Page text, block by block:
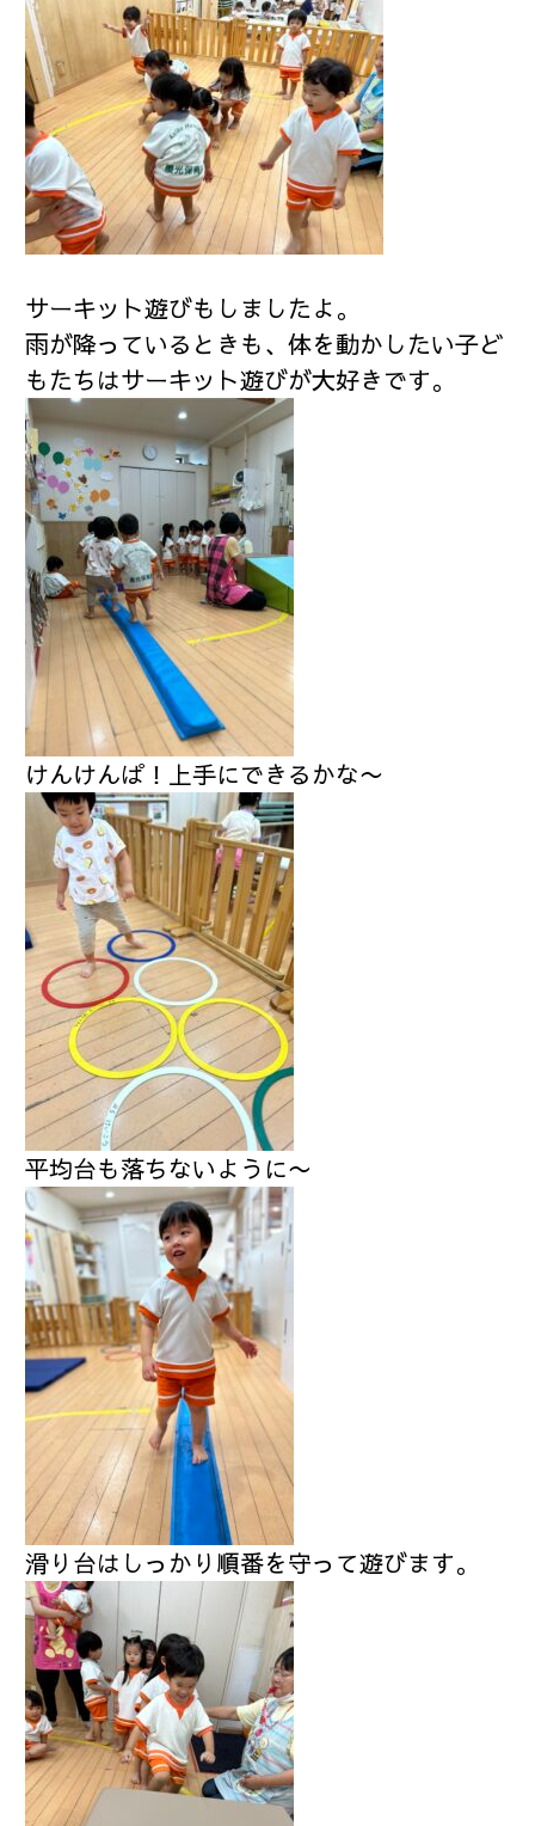
サーキット遊びもしましたよ。
雨が降っているときも、体を動かしたい子ど
もたちはサーキット遊びが大好きです。
けんけんぱ！上手にできるかな〜
平均台も落ちないように〜
滑り台はしっかり順番を守って遊びます。